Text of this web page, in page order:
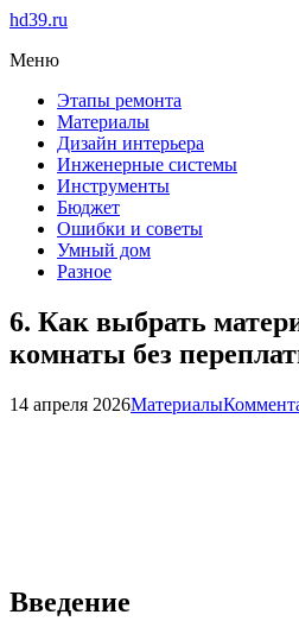
hd39.ru
Меню
Этапы ремонта
Материалы
Дизайн интерьера
Инженерные системы
Инструменты
Бюджет
Ошибки и советы
Умный дом
Разное
6. Как выбрать
комнаты без
14 апреля 2026Материалы
Введение